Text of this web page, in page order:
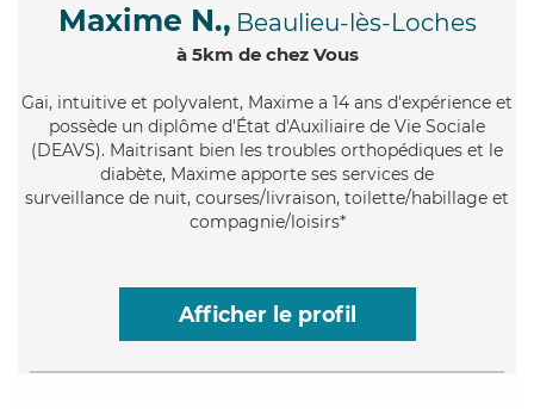
Maxime N., Beaulieu-lès-Loches
à 5km de chez Vous
Gai, intuitive et polyvalent, Maxime a 14 ans d'expérience et
possède un diplôme d'État d'Auxiliaire de Vie Sociale
(DEAVS). Maitrisant bien les troubles orthopédiques et le
diabète, Maxime apporte ses services de
surveillance de nuit, courses/livraison, toilette/habillage et
compagnie/loisirs*
Afficher le profil